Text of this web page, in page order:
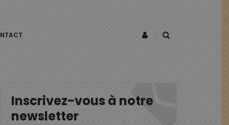
Inscrivez-vous à notre
newsletter